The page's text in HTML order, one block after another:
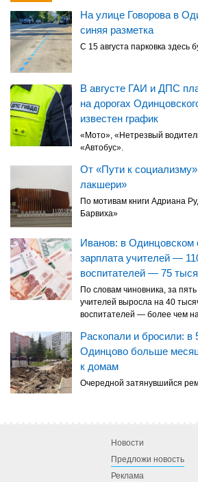
На улице Говорова в
синяя разметка
С 15 августа парковка здесь
В августе ГАИ и ДПС
на дорогах
известен график
«Мото», «Нетрезвый
«Автобус».
От «Пути к
лакшери»
По мотивам книги Адриана
Барвиха»
Иванов: в Одинцовском
зарплата учителей —
воспитателей — 75
По словам чиновника, за
учителей выросла на 40
воспитателей — более чем
Раскопали и бросили: в
Одинцово больше
к домам
Очередной затянувшийся
Новости
Предложи новость
Реклама